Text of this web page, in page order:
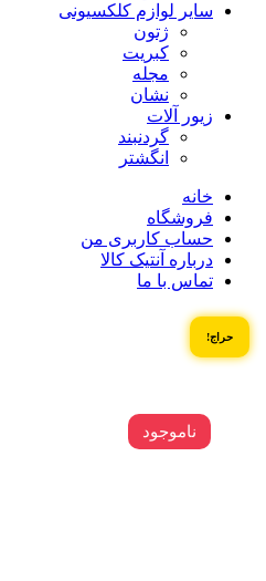
سایر لوازم کلکسیونی
ژتون
کبریت
مجله
نشان
زیور آلات
گردنبند
انگشتر
خانه
فروشگاه
حساب کاربری من
درباره آنتیک کالا
تماس با ما
حراج!
ناموجود